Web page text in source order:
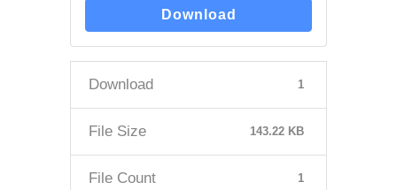
Download
Download 1
File Size 143.22 KB
File Count 1